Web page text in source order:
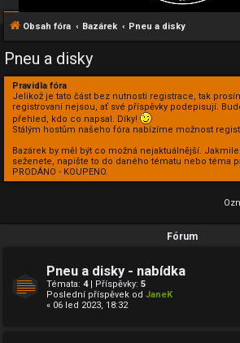
Obsah fóra Bazárek Pneu a disky
Pneu a disky
Pravidla fóra
Jelikož je tato část bez nutnosti registrace, tak
registrovaní nejsou, ať své příspěvky podepisují.
přehled, kdo co napsal. Díky!
Stálým hostům našeho fóra nabízíme možnost
Bazárek by měl být co možná nejaktuálnější.
seženete, napište to do daného tématu nebo téma
PRODÁNO - KOUPENO.
Fórum
Pneu a disky - nabídka
Témata: 4| Příspěvky: 5
Poslední příspěvek od JaneK
« 06 led 2023, 18:32